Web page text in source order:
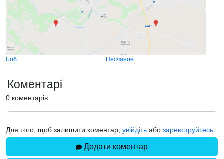
Боб Песчаное
Коментарі
0 коментарів
Для того, щоб залишити коментар, увійдіть або зареєструйтесь
Додати коментар